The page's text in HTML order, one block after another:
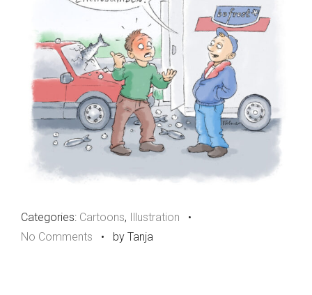
Categories: Cartoons, Illustration •
No Comments • by Tanja